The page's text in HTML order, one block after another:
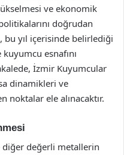
ve ekonomik
doğrudan
bu yıl içerisinde belirlediği
esnafını
İzmir Kuyumcular
dinamikleri ve
noktalar ele alınacaktır.
diğer değerli metallerin